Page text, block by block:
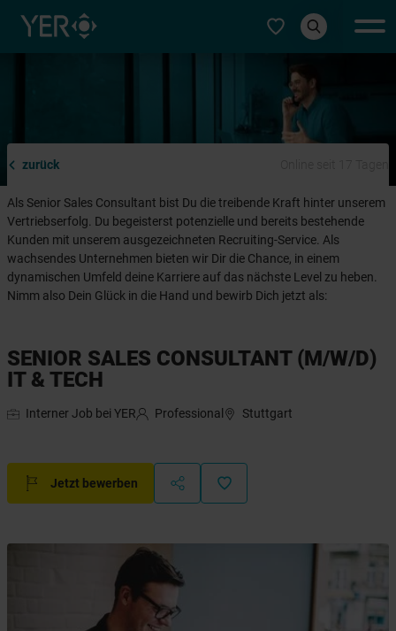
Typ auswählen
zurück
Als Senior Sales Consultant bist Du die treibende Kraft hinter unserem
Vertriebserfolg. Du begeisterst potenzielle und bereits bestehende
Kunden mit unserem ausgezeichneten Recruiting-Service. Als
wachsendes Unternehmen bieten wir Dir die Chance, in einem
dynamischen Umfeld deine Karriere auf das nächste Level zu heben.
Nimm also Dein Glück in die Hand und bewirb Dich jetzt als:
SENIOR SALES CONSULTANT (M/W/D)
IT & TECH
Interner Job bei YER Professional Stuttgart
Jetzt bewerben